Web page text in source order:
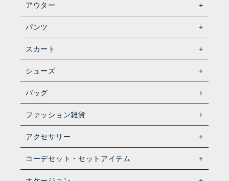
アウター
パンツ
スカート
シューズ
バッグ
ファッション雑貨
アクセサリー
コーデセット・セットアイテム